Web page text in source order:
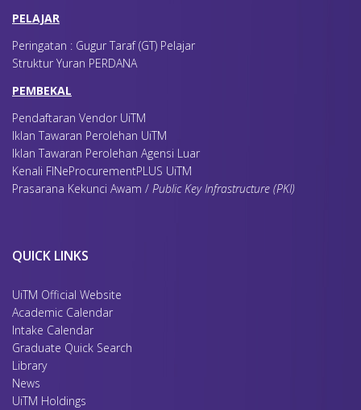
PELAJAR
Peringatan : Gugur Taraf (GT) Pelajar
Struktur Yuran PERDANA
PEMBEKAL
Pendaftaran Vendor UiTM
Iklan Tawaran Perolehan UiTM
Iklan Tawaran Perolehan Agensi Luar
Kenali FINeProcurementPLUS UiTM
Prasarana Kekunci Awam / Public Key Infrastructure (PKI)
QUICK LINKS
UiTM Official Website
Academic Calendar
Intake Calendar
Graduate Quick Search
Library
News
UiTM Holdings